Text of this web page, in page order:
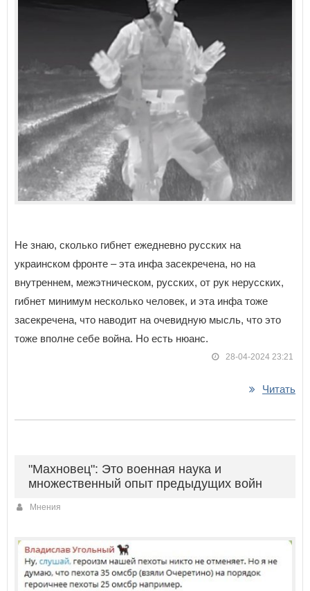
Не знаю, сколько гибнет ежедневно русских на
украинском фронте – эта инфа засекречена, но на
внутреннем, межэтническом, русских, от рук нерусских,
гибнет минимум несколько человек, и эта инфа тоже
засекречена, что наводит на очевидную мысль, что это
тоже вполне себе война. Но есть нюанс.
28-04-2024 23:21
Читать
"Махновец": Это военная наука и
множественный опыт предыдущих войн
Мнения